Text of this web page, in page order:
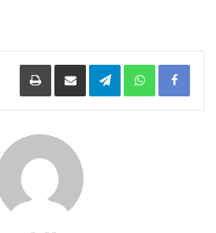
Facebook
WhatsApp
Telegramمشاركة عبر البريد طباعة